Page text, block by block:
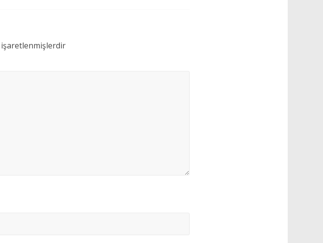
işaretlenmişlerdir